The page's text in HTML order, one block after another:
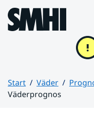
Hoppa till sidans innehåll
Start Väder
Väderprognos